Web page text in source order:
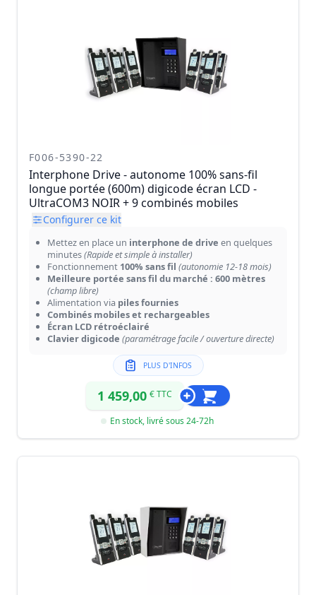
F006-5390-22
Interphone Drive - autonome 100% sans-fil
longue portée (600m) digicode écran LCD -
UltraCOM3 NOIR + 9 combinés mobiles
Configurer ce kit
Mettez en place un interphone de drive en quelques
minutes(Rapide et simple à installer)
Fonctionnement 100% sans fil (autonomie 12-18 mois)
Meilleure portée sans fil du marché : 600 mètres
(champ libre)
Alimentation via piles fournies
Combinés mobiles et rechargeables
Écran LCD rétroéclairé
Clavier digicode (paramétrage facile / ouverture directe)
PLUS D'INFOS
1 459,00 € TTC
En stock, livré sous 24-72h